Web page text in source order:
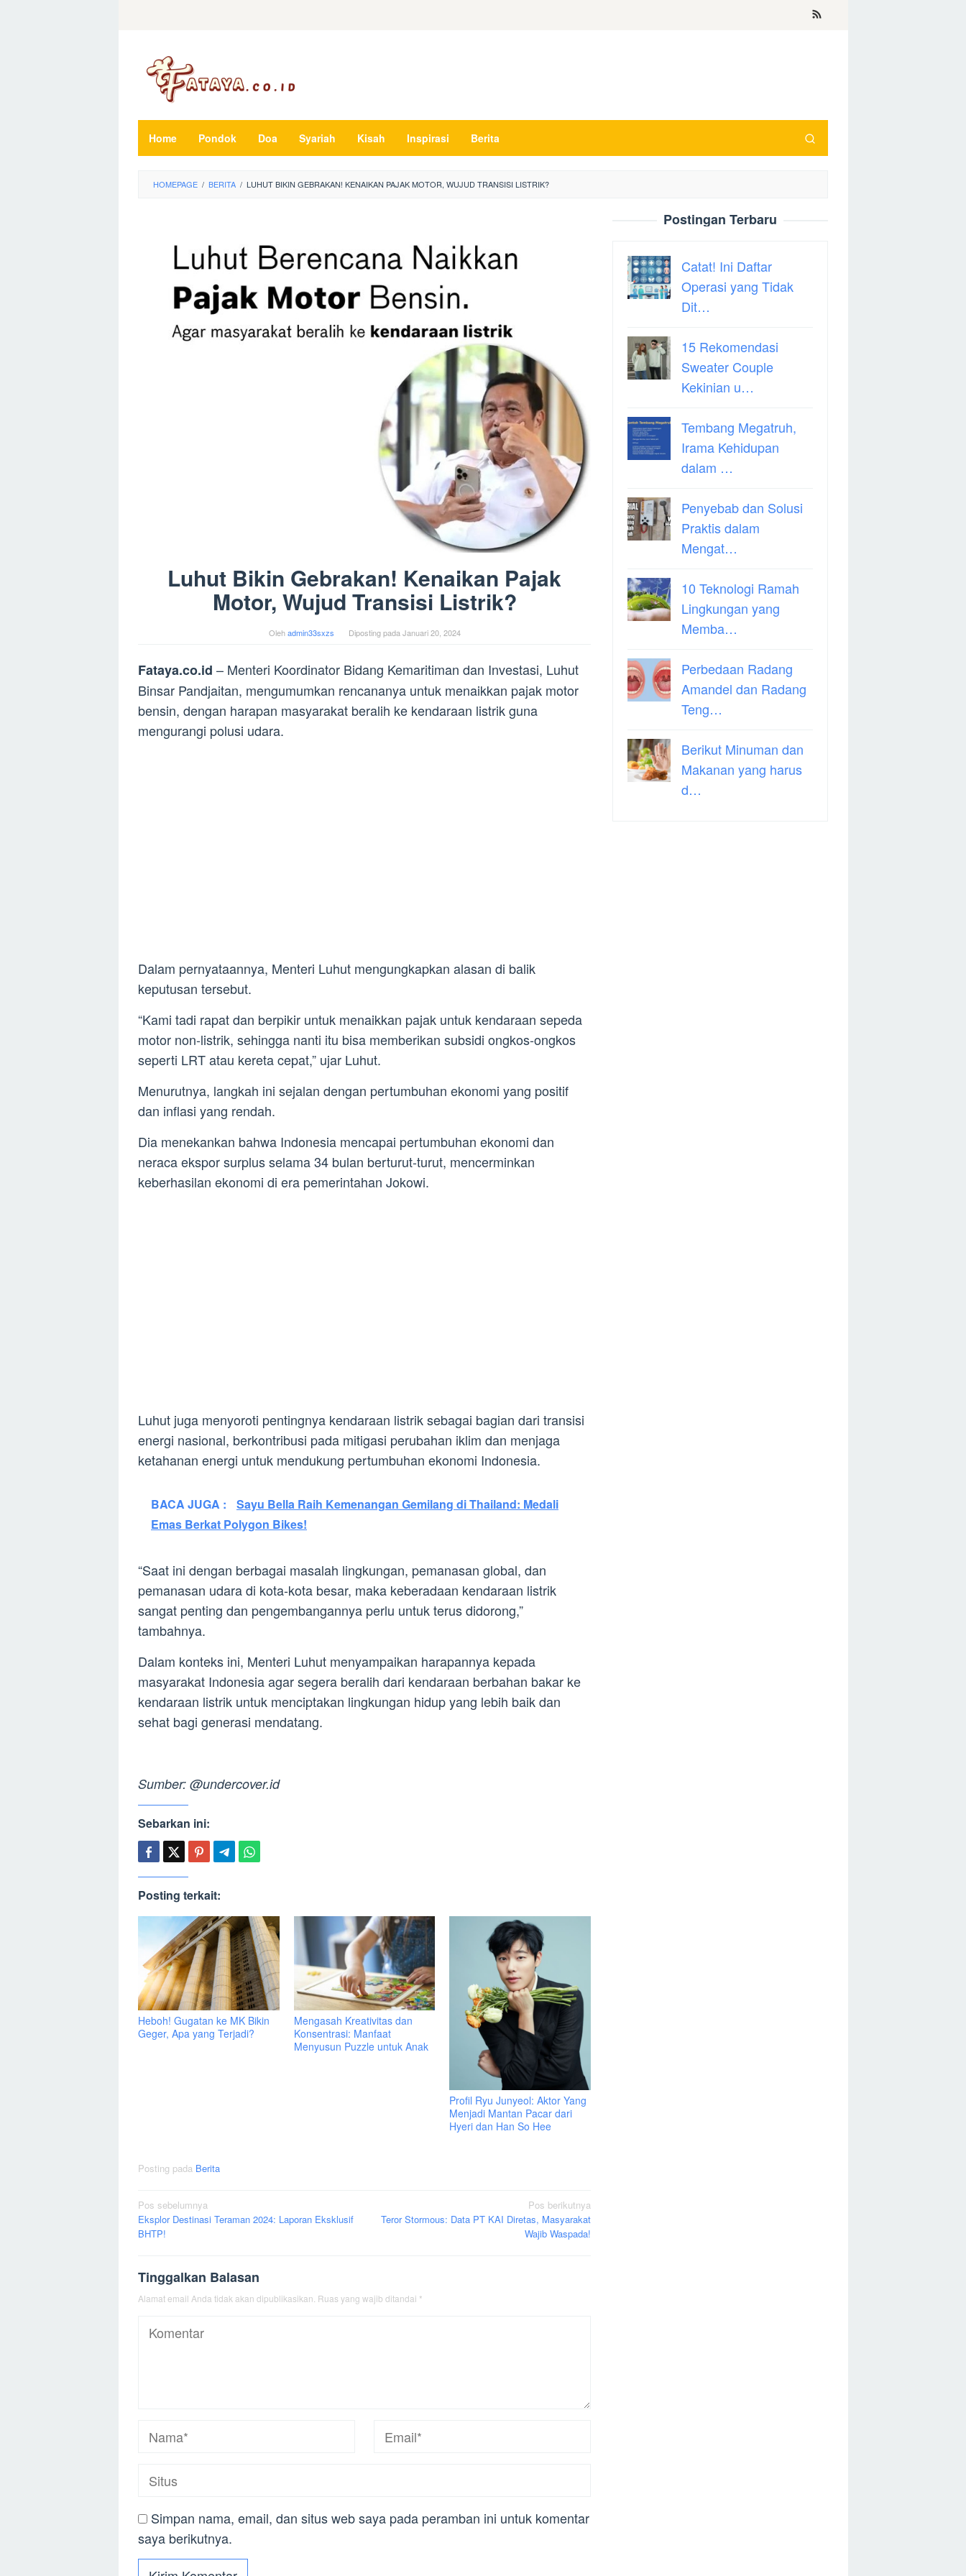
Home Pondok Doa Syariah Kisah Inspirasi Berita
HOMEPAGE / BERITA / LUHUT BIKIN GEBRAKAN! KENAIKAN PAJAK MOTOR, WUJUD TRANSISI LISTRIK?
Luhut Bikin Gebrakan! Kenaikan Pajak
Motor, Wujud Transisi Listrik?
Olehadmin33sxzs Diposting pada Januari 20, 2024
Fataya.co.id – Menteri Koordinator Bidang Kemaritiman dan Investasi, Luhut
Binsar Pandjaitan, mengumumkan rencananya untuk menaikkan pajak motor
bensin, dengan harapan masyarakat beralih ke kendaraan listrik guna
mengurangi polusi udara.
Dalam pernyataannya, Menteri Luhut mengungkapkan alasan di balik
keputusan tersebut.
“Kami tadi rapat dan berpikir untuk menaikkan pajak untuk kendaraan sepeda
motor non-listrik, sehingga nanti itu bisa memberikan subsidi ongkos-ongkos
seperti LRT atau kereta cepat,” ujar Luhut.
Menurutnya, langkah ini sejalan dengan pertumbuhan ekonomi yang positif
dan inflasi yang rendah.
Dia menekankan bahwa Indonesia mencapai pertumbuhan ekonomi dan
neraca ekspor surplus selama 34 bulan berturut-turut, mencerminkan
keberhasilan ekonomi di era pemerintahan Jokowi.
Luhut juga menyoroti pentingnya kendaraan listrik sebagai bagian dari transisi
energi nasional, berkontribusi pada mitigasi perubahan iklim dan menjaga
ketahanan energi untuk mendukung pertumbuhan ekonomi Indonesia.
BACA JUGA :
Sayu Bella Raih Kemenangan Gemilang di Thailand: Medali
Emas Berkat Polygon Bikes!
“Saat ini dengan berbagai masalah lingkungan, pemanasan global, dan
pemanasan udara di kota-kota besar, maka keberadaan kendaraan listrik
sangat penting dan pengembangannya perlu untuk terus didorong,”
tambahnya.
Dalam konteks ini, Menteri Luhut menyampaikan harapannya kepada
masyarakat Indonesia agar segera beralih dari kendaraan berbahan bakar ke
kendaraan listrik untuk menciptakan lingkungan hidup yang lebih baik dan
sehat bagi generasi mendatang.
Sumber: @undercover.id
Sebarkan ini:
Posting terkait:
Heboh! Gugatan ke MK Bikin
Geger, Apa yang Terjadi?
Mengasah Kreativitas dan
Konsentrasi: Manfaat
Menyusun Puzzle untuk Anak
Profil Ryu Junyeol: Aktor Yang
Menjadi Mantan Pacar dari
Hyeri dan Han So Hee
Posting pada Berita
Navigasi
pos
Pos sebelumnya
Eksplor Destinasi Teraman 2024: Laporan Eksklusif
BHTP!
Pos berikutnya
Teror Stormous: Data PT KAI Diretas, Masyarakat
Wajib Waspada!
Tinggalkan Balasan
Alamat email Anda tidak akan dipublikasikan. Ruas yang wajib ditandai *
Simpan nama, email, dan situs web saya pada peramban ini untuk komentar
saya berikutnya.
Postingan Terbaru
Catat! Ini Daftar
Operasi yang Tidak
Dit…
15 Rekomendasi
Sweater Couple
Kekinian u…
Tembang Megatruh,
Irama Kehidupan
dalam …
Penyebab dan Solusi
Praktis dalam
Mengat…
10 Teknologi Ramah
Lingkungan yang
Memba…
Perbedaan Radang
Amandel dan Radang
Teng…
Berikut Minuman dan
Makanan yang harus
d…